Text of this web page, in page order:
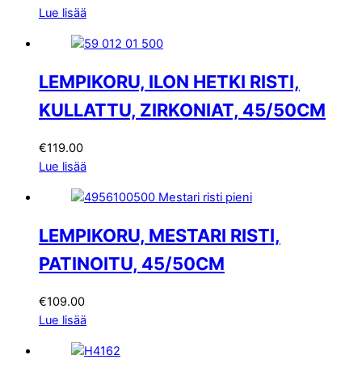
Lue lisää
LEMPIKORU, ILON HETKI RISTI,
KULLATTU, ZIRKONIAT, 45/50CM
€119.00
Lue lisää
LEMPIKORU, MESTARI RISTI,
PATINOITU, 45/50CM
€109.00
Lue lisää